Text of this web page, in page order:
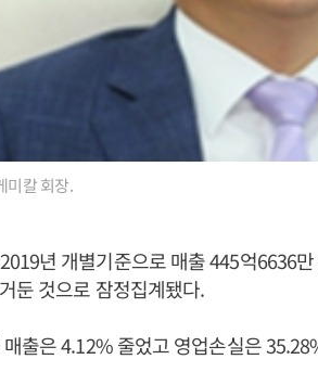
미칼 회장.
년 개별기준으로 매출 445억6636
둔 것으로 잠정집계됐다.
출은 4.12% 줄었고 영업손실은